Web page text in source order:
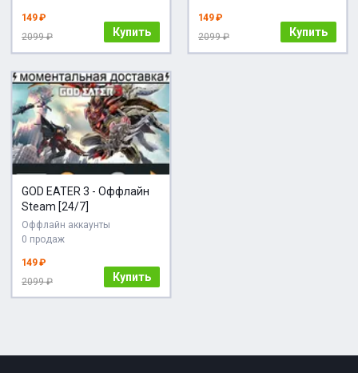
149 ₽
2099 ₽
Купить
149 ₽
2099 ₽
Купить
GOD EATER 3 - Оффлайн
Steam [24/7]
Оффлайн аккаунты
0 продаж
149 ₽
2099 ₽
Купить